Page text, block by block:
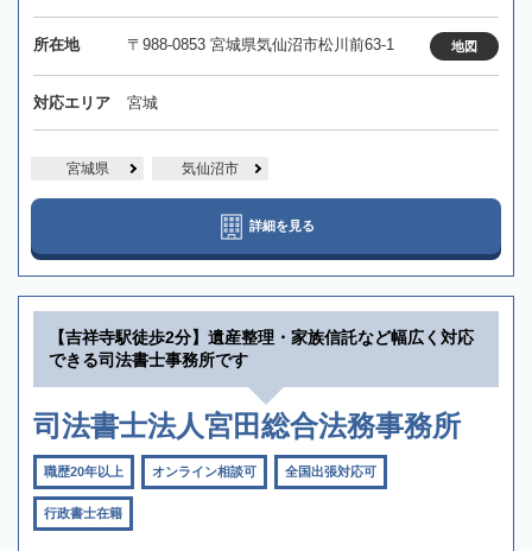
所在地 〒988-0853 宮城県気仙沼市松川前63-1 地図
対応エリア 宮城
宮城県 気仙沼市
詳細を見る
【吉祥寺駅徒歩2分】遺産整理・家族信託など幅広く対応
できる司法書士事務所です
司法書士法人宮田総合法務事務所
職歴20年以上 オンライン相談可 全国出張対応可
行政書士在籍